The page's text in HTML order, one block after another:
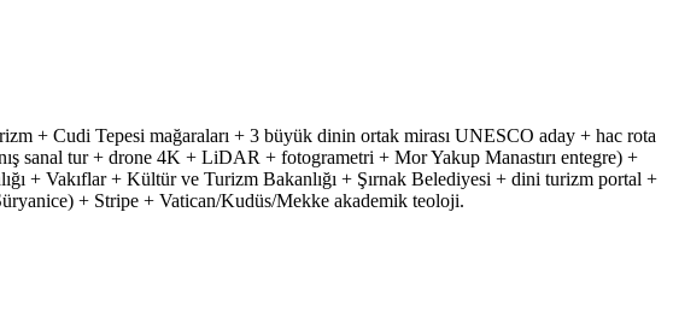
+ Cudi Tepesi mağaraları + 3 büyük dinin ortak mirası UNESCO aday + hac rota
sanal tur + drone 4K + LiDAR + fotogrametri + Mor Yakup Manastırı entegre) +
+ Vakıflar + Kültür ve Turizm Bakanlığı + Şırnak Belediyesi + dini turizm portal +
+ Stripe + Vatican/Kudüs/Mekke akademik teoloji.